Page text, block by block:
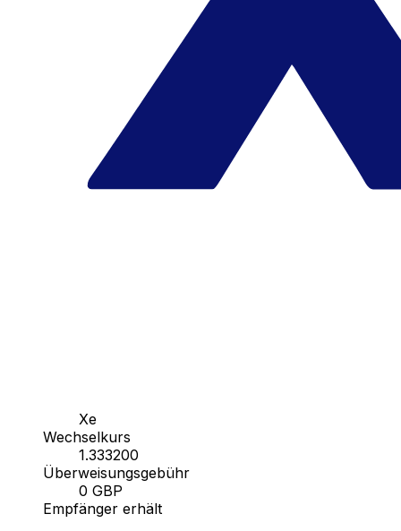
Xe
Wechselkurs
1.333200
Überweisungsgebühr
0 GBP
Empfänger erhält